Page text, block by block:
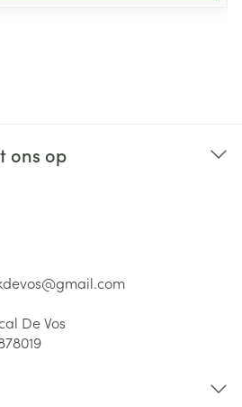
ons op
gmail.com
De Vos